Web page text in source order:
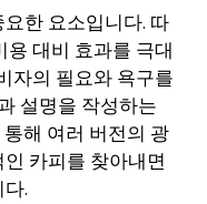
한 요소입니다. 따
용 대비 효과를 극대
자의 필요와 욕구를
설명을 작성하는
해 여러 버전의 광
카피를 찾아내면
.